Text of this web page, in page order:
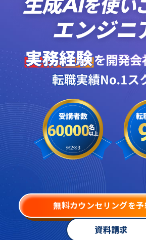
無料カウンセリングを予
資料請求